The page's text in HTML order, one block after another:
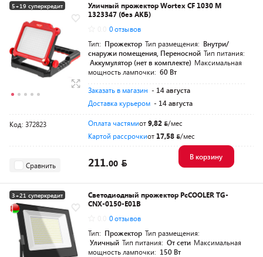
5+19 суперкредит
Разумная цена
Уличный прожектор Wortex CF 1030 M
1323347 (без АКБ)
0 отзывов
Тип: Прожектор Тип размещения: Внутри/
снаружи помещения, Переносной Тип питания:
Аккумулятор (нет в комплекте) Максимальная
мощность лампочки: 60 Вт
Заказать в магазин - 14 августа
Доставка курьером - 14 августа
Код: 372823 Оплата частямиот9,82
/мес
Картой рассрочкиот 17,58 /мес
Сравнить 211.00
В корзину
3+21 суперкредит
Разумная цена
Светодиодный прожектор PcCOOLER TG-
CNX-0150-E01B
0 отзывов
Тип: Прожектор Тип размещения:
Уличный Тип питания: От сети Максимальная
мощность лампочки: 150 Вт